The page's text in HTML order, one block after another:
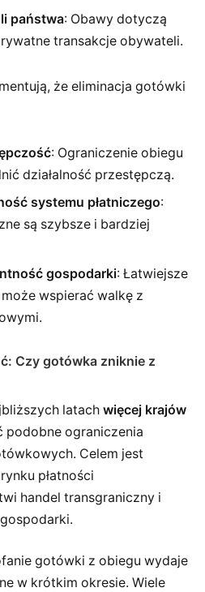
państwa: Obawy dotyczą
transakcje obywateli.
że eliminacja gotówki
: Ograniczenie obiegu
działalność przestępczą.
systemu płatniczego:
są szybsze i bardziej
gospodarki: Łatwiejsze
wspierać walkę z
Czy gotówka zniknie z
latach więcej krajów
podobne ograniczenia
Celem jest
płatności
handel transgraniczny i
gotówki z obiegu wydaje
w krótkim okresie. Wiele